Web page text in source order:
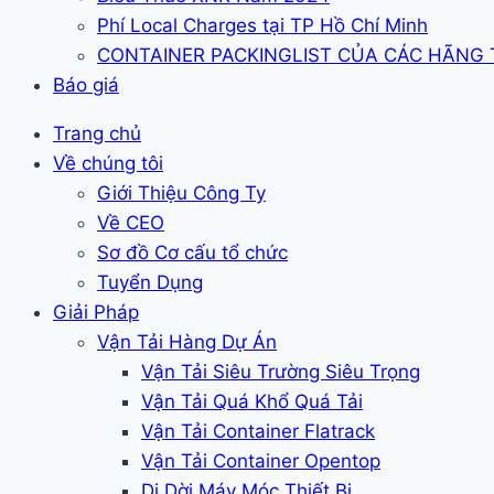
Phí Local Charges tại TP Hồ Chí Minh
CONTAINER PACKINGLIST CỦA CÁC HÃNG
Báo giá
Trang chủ
Về chúng tôi
Giới Thiệu Công Ty
Về CEO
Sơ đồ Cơ cấu tổ chức
Tuyển Dụng
Giải Pháp
Vận Tải Hàng Dự Án
Vận Tải Siêu Trường Siêu Trọng
Vận Tải Quá Khổ Quá Tải
Vận Tải Container Flatrack
Vận Tải Container Opentop